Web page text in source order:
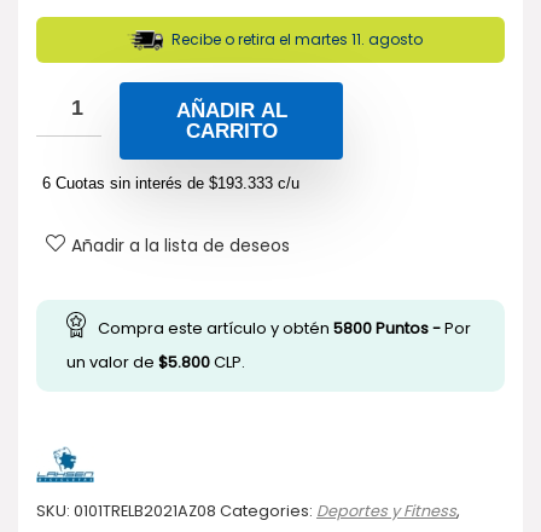
Recibe o retira el martes 11. agosto
AÑADIR AL
CARRITO
6 Cuotas sin interés de $193.333 c/u
Añadir a la lista de deseos
Compra este artículo y obtén 5800Puntos -Por
un valor de $5.800CLP.
SKU: 0101TRELB2021AZ08 Categories: Deportes y Fitness,